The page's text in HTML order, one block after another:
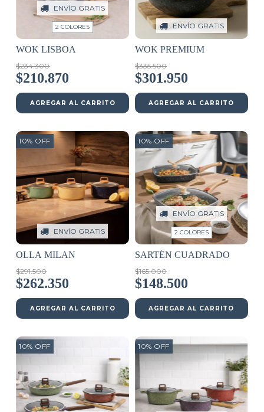
ENVÍO GRATIS
2 COLORES
WOK LISBOA
$234.300
$210.870
AGREGAR AL CARRITO
ENVÍO GRATIS
WOK PREMIUM
$335.500
$301.950
AGREGAR AL CARRITO
10% OFF
ENVÍO GRATIS
OLLA MILAN
$291.500
$262.350
AGREGAR AL CARRITO
10% OFF
ENVÍO GRATIS
2 COLORES
SARTÉN CUADRADO
$165.000
$148.500
AGREGAR AL CARRITO
10% OFF 10% OFF